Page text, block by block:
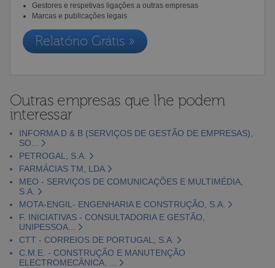
Gestores e respetivas ligações a outras empresas
Marcas e publicações legais
Relatório Grátis »
Outras empresas que lhe podem
interessar
INFORMA D & B (SERVIÇOS DE GESTÃO DE EMPRESAS),
SO...
PETROGAL, S.A.
FARMÁCIAS TM, LDA
MEO - SERVIÇOS DE COMUNICAÇÕES E MULTIMÉDIA,
S.A.
MOTA-ENGIL- ENGENHARIA E CONSTRUÇÃO, S.A.
F. INICIATIVAS - CONSULTADORIA E GESTÃO,
UNIPESSOA...
CTT - CORREIOS DE PORTUGAL, S.A.
C.M.E. - CONSTRUÇÃO E MANUTENÇÃO
ELECTROMECÂNICA, ...